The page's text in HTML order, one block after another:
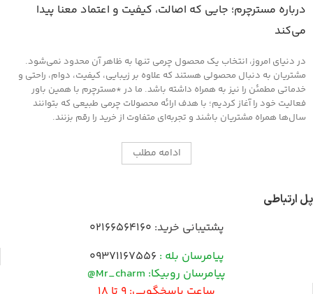
درباره مسترچرم؛ جایی که اصالت، کیفیت و اعتماد معنا پیدا
می‌کند
در دنیای امروز، انتخاب یک محصول چرمی تنها به ظاهر آن محدود نمی‌شود.
مشتریان به دنبال محصولی هستند که علاوه بر زیبایی، کیفیت، دوام، راحتی و
خدماتی مطمئن را نیز به همراه داشته باشد. ما در *مسترچرم با همین باور
فعالیت خود را آغاز کردیم؛ با هدف ارائه محصولات چرمی طبیعی که بتوانند
سال‌ها همراه مشتریان باشند و تجربه‌ای متفاوت از خرید را رقم بزنند.
ادامه مطلب
پل ارتباطی
پشتیبانی خرید: 02166564160
پیامرسان بله : 09371167556
پیامرسان روبیکا: Mr_charm@